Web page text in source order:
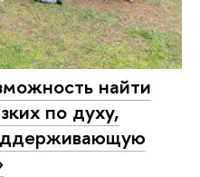
найти
по духу,